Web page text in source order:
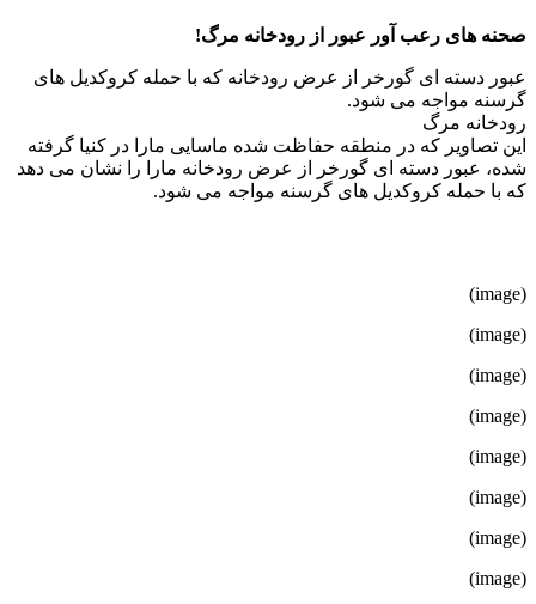
صحنه های رعب آور عبور از رودخانه مرگ!
عبور دسته ای گورخر از عرض رودخانه که با حمله کروکدیل های
گرسنه مواجه می شود.
رودخانه مرگ
این تصاویر که در منطقه حفاظت شده ماسایی مارا در کنیا گرفته
شده، عبور دسته ای گورخر از عرض رودخانه مارا را نشان می دهد
که با حمله کروکدیل های گرسنه مواجه می شود.
(image)
(image)
(image)
(image)
(image)
(image)
(image)
(image)